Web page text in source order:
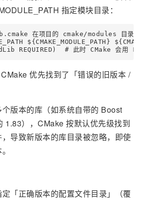
指定模块目录：
在项目的 cmake/modules 目录
${CMAKE_MODULE_PATH}
REQUIRED)  # 此时 CMake 会用
优先找到了「错误的旧版本 /
版本的库（如系统自带的 Boost
1.83），CMake 按默认优先级找到
导致新版本的库目录被忽略，即使
「正确版本的配置文件目录」（覆